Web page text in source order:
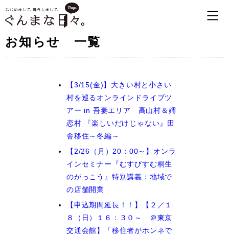
お知らせ 一覧
【3/15(金)】大きい村と小さい
村を巡るオンラインドライブツ
アー in 吾妻エリア 高山村＆嬬
恋村 『楽しいだけじゃない』田
舎移住～冬編～
【2/26（月）20：00～】オンラ
インセミナー『むすびすむ桐生
のがっこう』特別講義：地域で
の店舗開業
【申込期間延長！！】【２／１
８（日）１６：３０～ ＠東京
交通会館】「移住者がホンネで